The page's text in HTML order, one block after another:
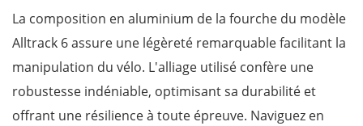
La composition en aluminium de la fourche du modèle
Alltrack 6 assure une légèreté remarquable facilitant la
manipulation du vélo. L'alliage utilisé confère une
robustesse indéniable, optimisant sa durabilité et
offrant une résilience à toute épreuve. Naviguez en